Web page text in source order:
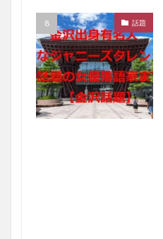
話題